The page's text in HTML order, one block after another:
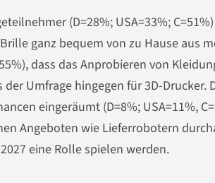
(D=28%; USA=33%;
ganz bequem von zu Hause aus
dass das Anprobieren von
der Umfrage hingegen für 3D-
eingeräumt (D=8%; USA=11%,
Angeboten wie Lieferrobotern
2027 eine Rolle spielen werden.